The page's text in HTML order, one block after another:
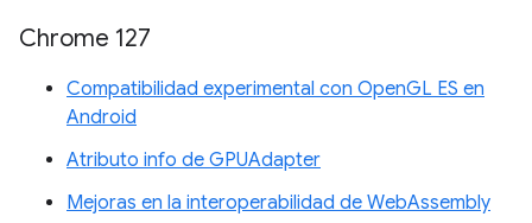
Chrome 127
Compatibilidad experimental con OpenGL ES en
Android
Atributo info de GPUAdapter
Mejoras en la interoperabilidad de WebAssembly